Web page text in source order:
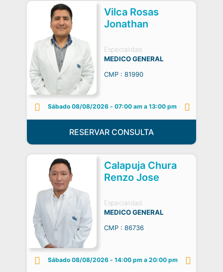
Vilca Rosas
Jonathan
Especialidad:
MEDICO GENERAL
CMP : 81990
Sábado 08/08/2026 - 07:00 am a 13:00 pm
RESERVAR CONSULTA
Calapuja Chura
Renzo Jose
Especialidad:
MEDICO GENERAL
CMP : 86736
Sábado 08/08/2026 - 14:00 pm a 20:00 pm